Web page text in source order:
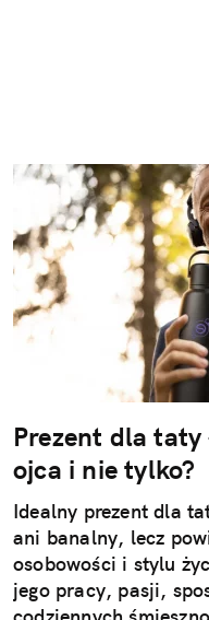
Prezent dla taty
ojca i nie tylko?
Idealny prezent dla
ani banalny, lecz
osobowości i stylu
jego pracy, pasji,